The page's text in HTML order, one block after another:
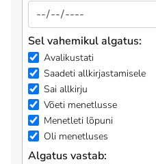
Sel vahemikul algatus:
Avalikustati
Saadeti allkirjastamisele
Sai allkirju
Võeti menetlusse
Menetleti lõpuni
Oli menetluses
Algatus vastab: